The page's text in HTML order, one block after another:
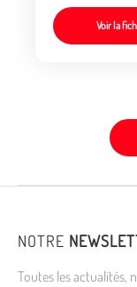
Voir la
NOTRE
Toutes les actualités,